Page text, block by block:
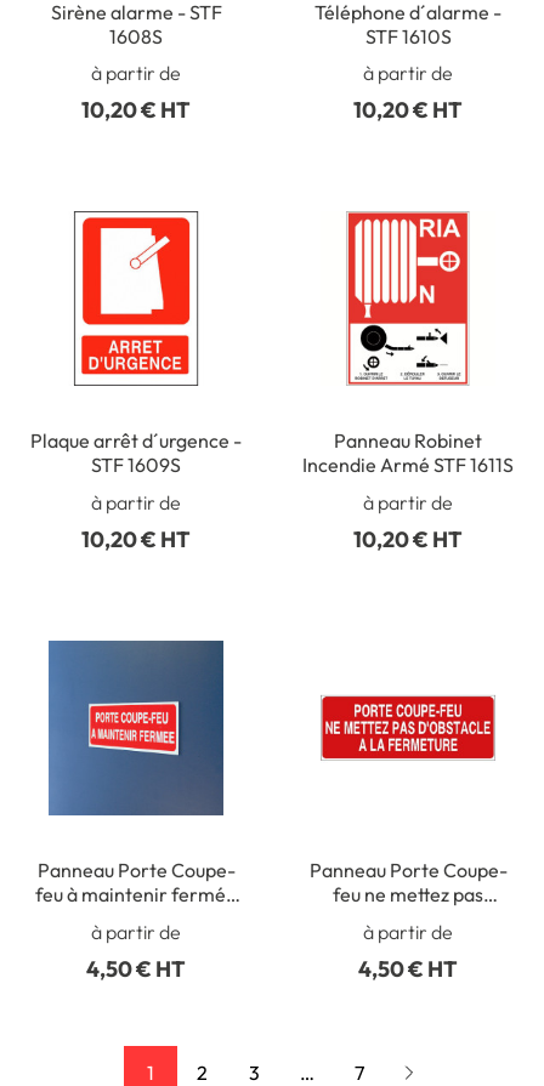
Sirène alarme - STF
1608S
à partir de
10,20 € HT
Téléphone d´alarme -
STF 1610S
à partir de
10,20 € HT
Plaque arrêt d´urgence -
STF 1609S
à partir de
10,20 € HT
Panneau Robinet
Incendie Armé STF 1611S
à partir de
10,20 € HT
Panneau Porte Coupe-
feu à maintenir fermée
à partir de
4,50 € HT
Panneau Porte Coupe-
feu ne mettez pas
fermeture - STF 1524S
à partir de
4,50 € HT
1 2 3 … 7